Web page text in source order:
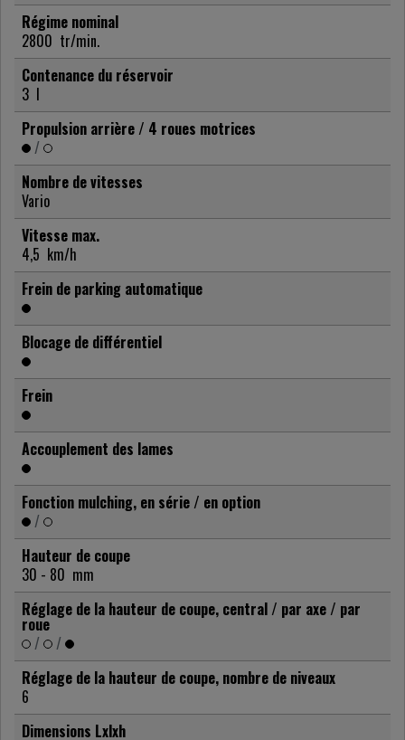
Régime nominal
2800 tr/min.
Contenance du réservoir
3 l
Propulsion arrière / 4 roues motrices
/
Nombre de vitesses
Vario
Vitesse max.
4,5 km/h
Frein de parking automatique
Blocage de différentiel
Frein
Accouplement des lames
Fonction mulching, en série / en option
/
Hauteur de coupe
30 - 80 mm
Réglage de la hauteur de coupe, central / par axe / par
roue
/
/
Réglage de la hauteur de coupe, nombre de niveaux
6
Dimensions Lxlxh